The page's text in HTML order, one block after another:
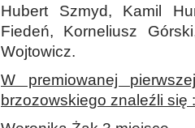
Hubert Szmyd, Kamil
Fiedeń, Korneliusz
Wojtowicz.
W premiowanej
brzozowskiego znaleźli się :